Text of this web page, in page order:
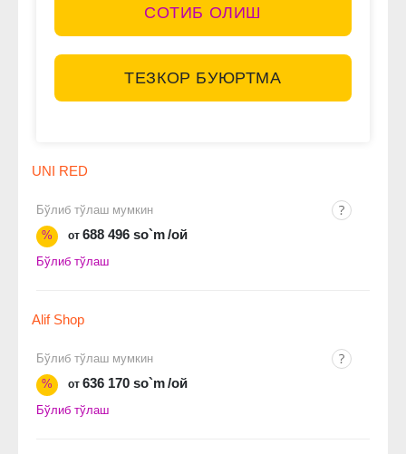
СОТИБ ОЛИШ
ТЕЗКОР БУЮРТМА
UNI RED
Бўлиб тўлаш мумкин
%
от 688 496 so`m/ой
Бўлиб тўлаш
Alif Shop
Бўлиб тўлаш мумкин
%
от 636 170 so`m/ой
Бўлиб тўлаш